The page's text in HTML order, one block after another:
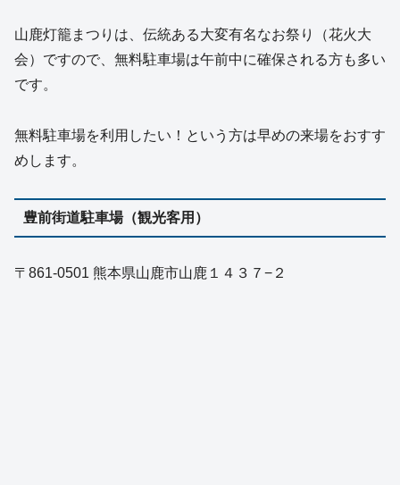
山鹿灯籠まつりは、伝統ある大変有名なお祭り（花火大
会）ですので、無料駐車場は午前中に確保される方も多い
です。
無料駐車場を利用したい！という方は早めの来場をおすす
めします。
豊前街道駐車場（観光客用）
〒861-0501 熊本県山鹿市山鹿１４３７−２